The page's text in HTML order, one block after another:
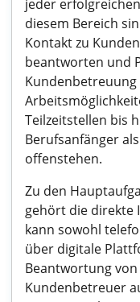
jeder
diesem Bereich
Kontakt zu
beantworten und
Teilzeitstellen bis
Berufsanfänger
offenstehen.
Zu den
gehört die direkte
kann sowohl
über digitale
Beantwortung
Kundenbetreuer